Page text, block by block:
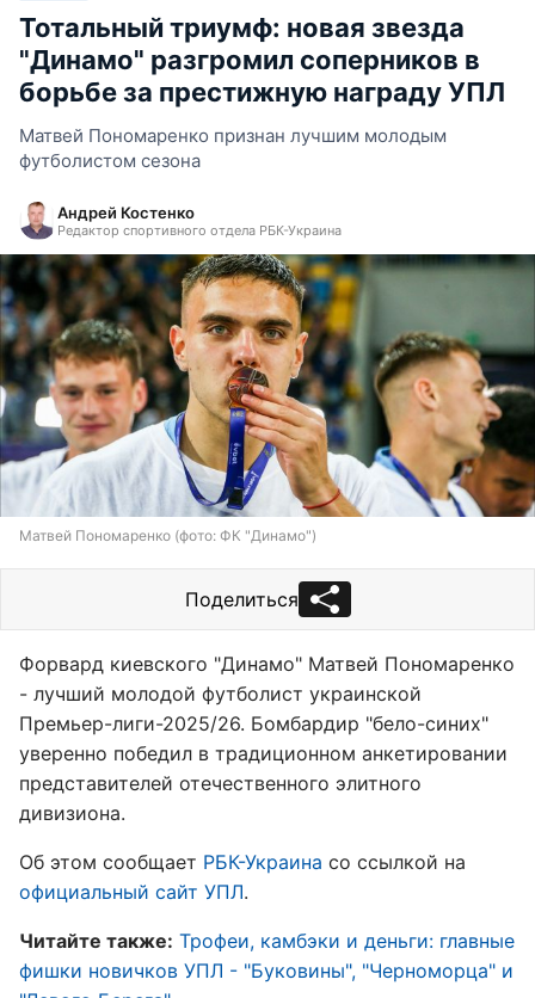
Тотальный триумф: новая звезда
"Динамо" разгромил соперников в
борьбе за престижную награду УПЛ
Матвей Пономаренко признан лучшим молодым
футболистом сезона
Андрей Костенко
Редактор спортивного отдела РБК-Украина
Матвей Пономаренко (фото: ФК "Динамо")
Поделиться
Форвард киевского "Динамо" Матвей Пономаренко
- лучший молодой футболист украинской
Премьер-лиги-2025/26. Бомбардир "бело-синих"
уверенно победил в традиционном анкетировании
представителей отечественного элитного
дивизиона.
Об этом сообщает РБК-Украина со ссылкой на
официальный сайт УПЛ.
Читайте также: Трофеи, камбэки и деньги: главные
фишки новичков УПЛ - "Буковины", "Черноморца" и